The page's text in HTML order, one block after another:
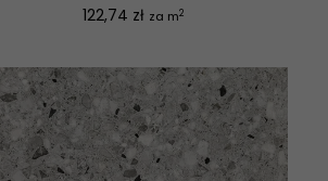
Cena
122,74 zł za m2